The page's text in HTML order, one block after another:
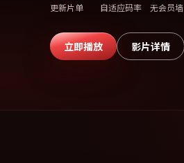
更新片单 自适应码率 无会员墙
立即播放 影片详情